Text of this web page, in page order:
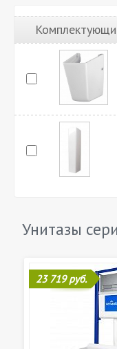
Унитазы
23 719 руб.